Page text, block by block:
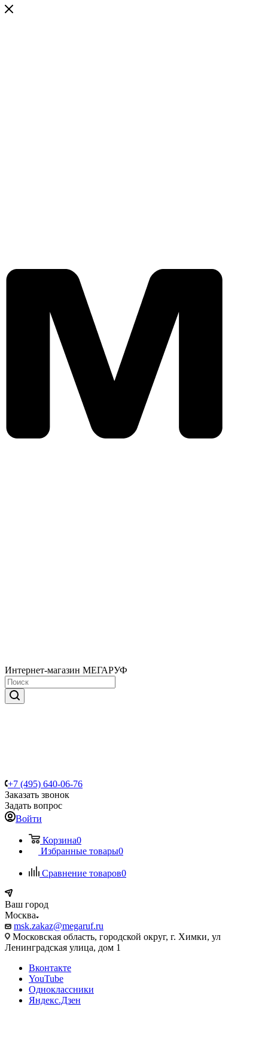
Интернет-магазин МЕГАРУФ
+7 (495) 640-06-76
Заказать звонок
Задать вопрос
Войти
Корзина0
Избранные товары0
Сравнение товаров0
Ваш город
Москва
msk.zakaz@megaruf.ru
Московская область, городской округ, г. Химки, ул
Ленинградская улица, дом 1
Вконтакте
YouTube
Одноклассники
Яндекс.Дзен